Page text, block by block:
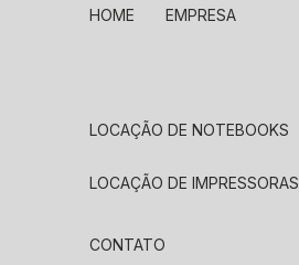
HOME EMPRESA
LOCAÇÃO DE NOTEBOOKS
LOCAÇÃO DE IMPRESSORAS
CONTATO